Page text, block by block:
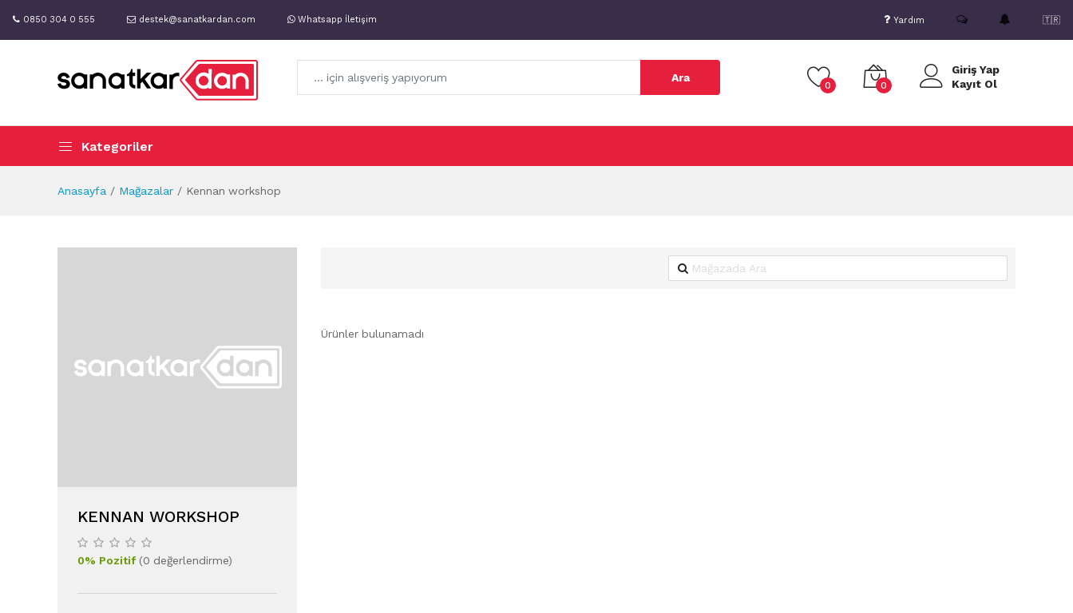
0850 304 0 555 destek@sanatkardan.com Whatsapp İletişim Yardım 🇹🇷
Ara
0 0
Giriş Yap
Kayıt Ol
Kategoriler
Anasayfa Mağazalar Kennan workshop
KENNAN WORKSHOP
0% Pozitif(0 değerlendirme)
Ürünler bulunamadı